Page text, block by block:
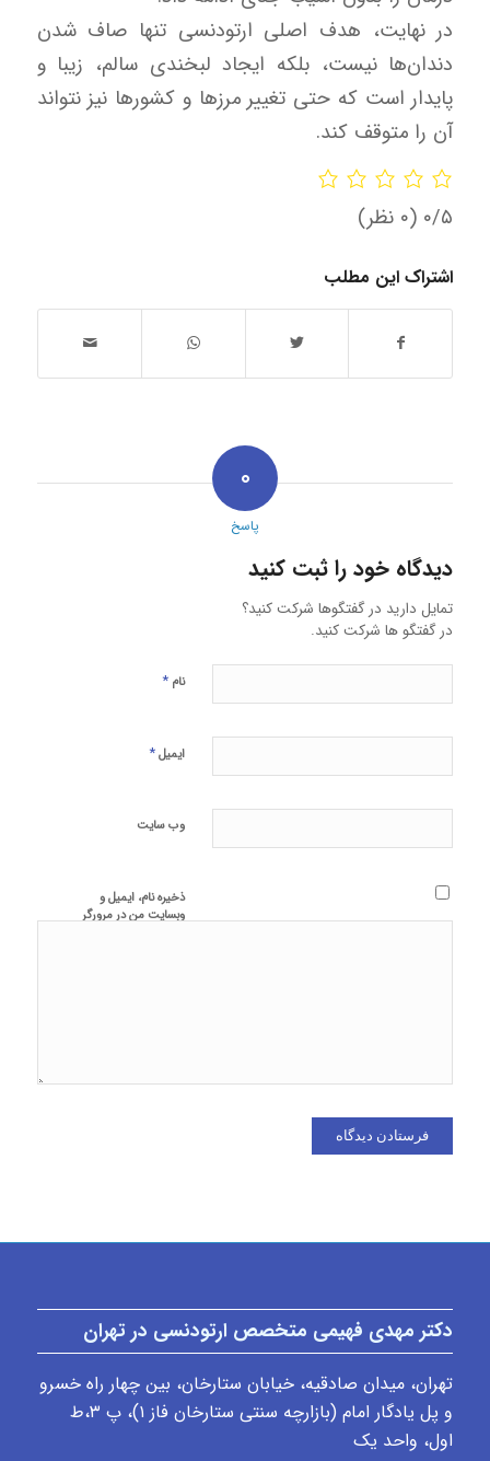
در نهایت، هدف اصلی ارتودنسی تنها صاف شدن
دندان‌ها نیست، بلکه ایجاد لبخندی سالم، زیبا و
پایدار است که حتی تغییر مرزها و کشورها نیز نتواند
آن را متوقف کند.
‫۰/۵ ‫(۰ نظر)
اشتراک این مطلب
۰
پاسخ
دیدگاه خود را ثبت کنید
تمایل دارید در گفتگوها شرکت کنید؟
در گفتگو ها شرکت کنید.
نام *
ایمیل*
وب‌ سایت
ذخیره نام، ایمیل و
وبسایت من در مرورگر
دکتر مهدی فهیمی متخصص ارتودنسی در تهران
تهران، میدان صادقیه، خیابان ستارخان، بین چهار راه خسرو
و پل یادگار امام (بازارچه سنتی ستارخان فاز ۱)، پ ٣،ط
اول، واحد یک